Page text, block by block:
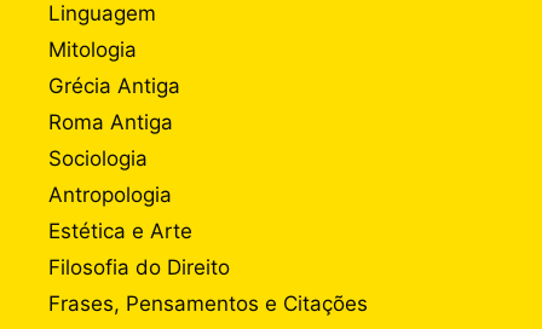
Linguagem
Mitologia
Grécia Antiga
Roma Antiga
Sociologia
Antropologia
Estética e Arte
Filosofia do Direito
Frases, Pensamentos e Citações